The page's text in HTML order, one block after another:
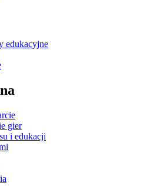
edukacyjne
gier
i edukacji